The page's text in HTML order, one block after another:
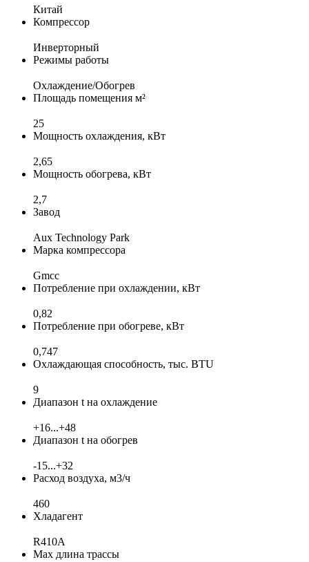
Китай
Компрессор
Инверторный
Режимы работы
Охлаждение/Обогрев
Площадь помещения м²
25
Мощность охлаждения, кВт
2,65
Мощность обогрева, кВт
2,7
Завод
Aux Technology Park
Марка компрессора
Gmcc
Потребление при охлаждении, кВт
0,82
Потребление при обогреве, кВт
0,747
Охлаждающая способность, тыс. BTU
9
Диапазон t на охлаждение
+16...+48
Диапазон t на обогрев
-15...+32
Расход воздуха, м3/ч
460
Хладагент
R410A
Max длина трассы